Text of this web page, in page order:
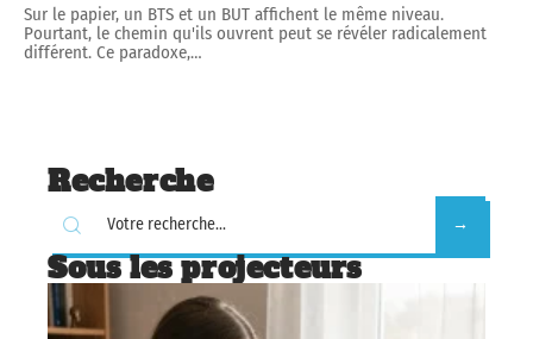
Sur le papier, un BTS et un BUT affichent le même niveau.
Pourtant, le chemin qu'ils ouvrent peut se révéler radicalement
différent. Ce paradoxe,…
Recherche
Sous les projecteurs